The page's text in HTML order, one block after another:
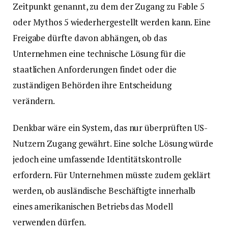
Zeitpunkt genannt, zu dem der Zugang zu Fable 5
oder Mythos 5 wiederhergestellt werden kann. Eine
Freigabe dürfte davon abhängen, ob das
Unternehmen eine technische Lösung für die
staatlichen Anforderungen findet oder die
zuständigen Behörden ihre Entscheidung
verändern.
Denkbar wäre ein System, das nur überprüften US-
Nutzern Zugang gewährt. Eine solche Lösung würde
jedoch eine umfassende Identitätskontrolle
erfordern. Für Unternehmen müsste zudem geklärt
werden, ob ausländische Beschäftigte innerhalb
eines amerikanischen Betriebs das Modell
verwenden dürfen.